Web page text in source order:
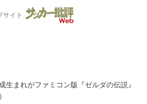
題!「元気をもらった」
サイト
まれがファミコン版『ゼルダの伝説』